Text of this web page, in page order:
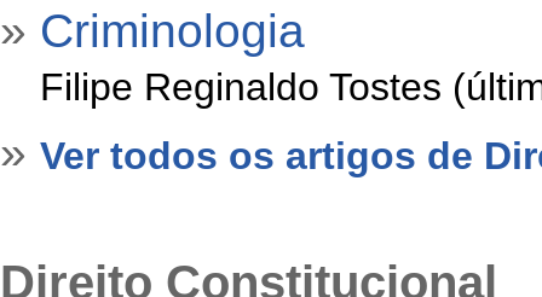
» Criminologia
Filipe Reginaldo Tostes
» Ver todos os artigos de
Direito Constitucional